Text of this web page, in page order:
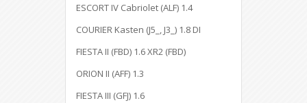
ESCORT IV Cabriolet (ALF) 1.4
COURIER Kasten (J5_, J3_) 1.8 DI
FIESTA II (FBD) 1.6 XR2 (FBD)
ORION II (AFF) 1.3
FIESTA III (GFJ) 1.6